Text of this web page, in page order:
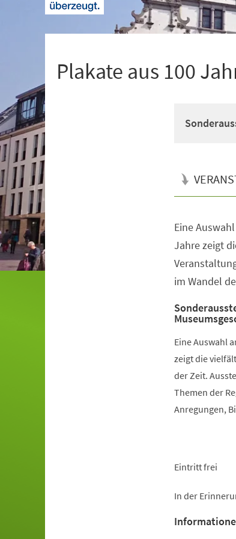
Plakate aus 100
Eine
Jahre zeigt
im Wandel
Eine Auswahl
zeigt die
der Zeit.
Themen der
Anregungen,
Eintritt frei
In der